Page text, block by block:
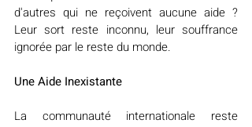
d'autres qui ne reçoivent aucune aide ?
Leur sort reste inconnu, leur souffrance
ignorée par le reste du monde.
Une Aide Inexistante
La communauté internationale reste